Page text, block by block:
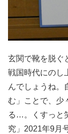
玄関で靴を脱ぐ
戦国時代にのし
んでしょうね。
む」ことで、少
る…。くすっと
究」2021年9月